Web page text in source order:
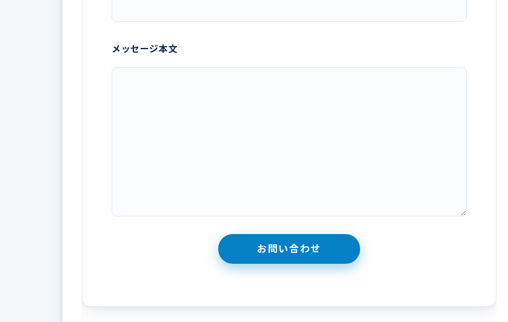
メッセージ本文